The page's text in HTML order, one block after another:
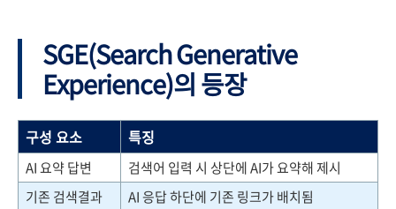
SGE(Search Generative
Experience)의 등장
구성 요소 특징
AI 요약 답변
검색어 입력 시 상단에 AI가 요약해 제시
기존 검색결과
AI 응답 하단에 기존 링크가 배치됨